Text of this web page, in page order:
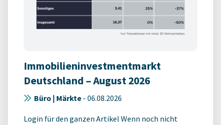
Immobilieninvestmentmarkt
Deutschland – August 2026
Büro | Märkte - 06.08.2026
Login für den ganzen Artikel Wenn noch nicht